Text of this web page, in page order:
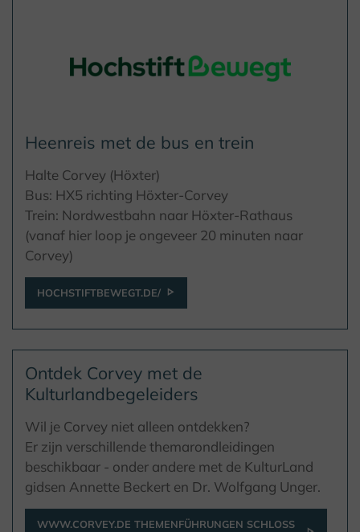
Heenreis met de bus en trein
Halte Corvey (Höxter)
Bus: HX5 richting Höxter-Corvey
Trein: Nordwestbahn naar Höxter-Rathaus
(vanaf hier loop je ongeveer 20 minuten naar
Corvey)
HOCHSTIFTBEWEGT.DE/
Ontdek Corvey met de
Kulturlandbegeleiders
Wil je Corvey niet alleen ontdekken?
Er zijn verschillende themarondleidingen
beschikbaar - onder andere met de KulturLand
gidsen Annette Beckert en Dr. Wolfgang Unger.
WWW.CORVEY.DE THEMENFÜHRUNGEN SCHLOSS